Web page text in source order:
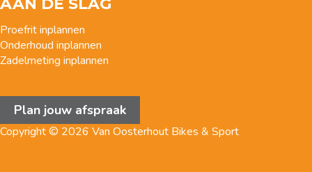
AAN DE SLAG
Proefrit inplannen
Onderhoud inplannen
Zadelmeting inplannen
Plan jouw afspraak
Copyright © 2026 Van Oosterhout Bikes & Sport